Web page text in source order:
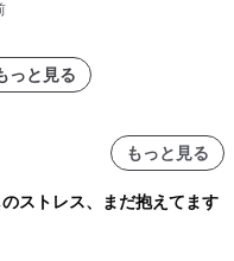
っと見る
もっと見る
ストレス、まだ抱えてます